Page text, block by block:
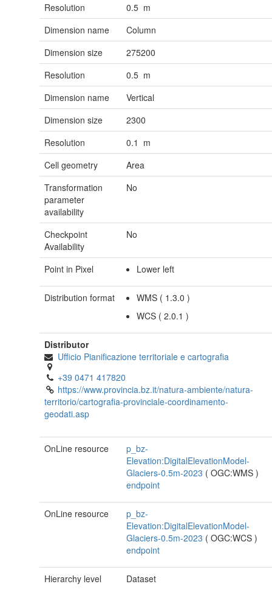
Resolution
0.5 m
Dimension name
Column
Dimension size
275200
Resolution
0.5 m
Dimension name
Vertical
Dimension size
2300
Resolution
0.1 m
Cell geometry
Area
Transformation
parameter
availability
No
Checkpoint
Availability
No
Point in Pixel Lower left
Distribution format WMS ( 1.3.0)
WCS (2.0.1)
Distributor
Ufficio Pianificazione territoriale e cartografia
+39 0471 417820
https://www.provincia.bz.it/natura-ambiente/natura-
territorio/cartografia-provinciale-coordinamento-
geodati.asp
OnLine resource
p_bz-
Elevation:DigitalElevationModel-
Glaciers-0.5m-2023 (OGC:WMS)
endpoint
OnLine resource
p_bz-
Elevation:DigitalElevationModel-
Glaciers-0.5m-2023 (OGC:WCS)
endpoint
Hierarchy level Dataset